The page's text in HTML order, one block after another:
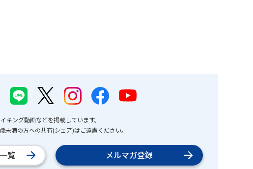
キング動画などを掲載しています。
満の方への共有(シェア)はご遠慮ください。
覧 メルマガ登録